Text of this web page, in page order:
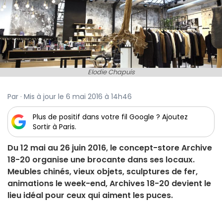
Elodie Chapuis
Par · Mis à jour le 6 mai 2016 à 14h46
Plus de positif dans votre fil Google ? Ajoutez
Sortir à Paris.
Du 12 mai au 26 juin 2016, le concept-store Archive
18-20 organise une brocante dans ses locaux.
Meubles chinés, vieux objets, sculptures de fer,
animations le week-end, Archives 18-20 devient le
lieu idéal pour ceux qui aiment les puces.